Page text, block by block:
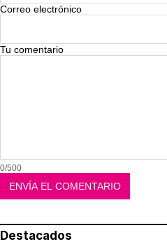
Correo electrónico
Tu comentario
0/500
Destacados